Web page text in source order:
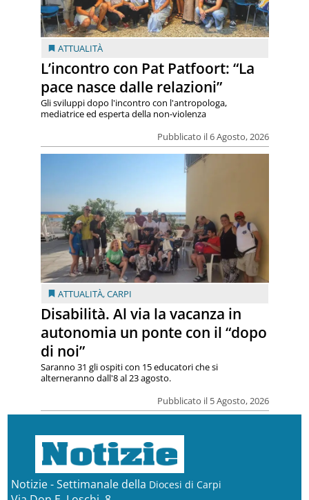
ATTUALITÀ
L’incontro con Pat Patfoort: “La
pace nasce dalle relazioni”
Pubblicato il 6 Agosto, 2026
Gli sviluppi dopo l'incontro con l'antropologa,
mediatrice ed esperta della non-violenza
ATTUALITÀ,CARPI
Disabilità. Al via la vacanza in
autonomia un ponte con il “dopo
di noi”
Pubblicato il 5 Agosto, 2026
Saranno 31 gli ospiti con 15 educatori che si
alterneranno dall'8 al 23 agosto.
Notizie - Settimanale della Diocesi di Carpi